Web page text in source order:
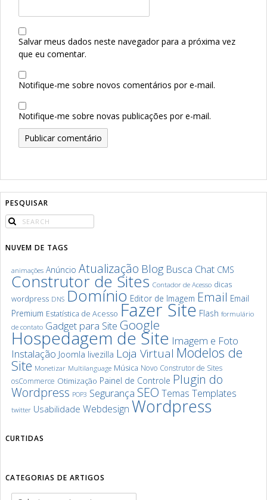
Salvar meus dados neste navegador para a próxima vez
que eu comentar.
Notifique-me sobre novos comentários por e-mail.
Notifique-me sobre novas publicações por e-mail.
PESQUISAR
NUVEM DE TAGS
animações Anúncio Atualização Blog Busca Chat CMS
Construtor de Sites Contador de Acesso dicas
wordpress DNS Domínio Editor de Imagem Email Email
Premium Estatística de Acesso Fazer Site Flash formulário
de contato Gadget para Site Google
Hospedagem de Site Imagem e Foto
Instalação Joomla livezilla Loja Virtual Modelos de
Site Monetizar Multilanguage Música Novo Construtor de Sites
osCommerce Otimização Painel de Controle Plugin do
Wordpress POP3 Segurança SEO Temas Templates
twitter Usabilidade Webdesign Wordpress
CURTIDAS
CATEGORIAS DE ARTIGOS